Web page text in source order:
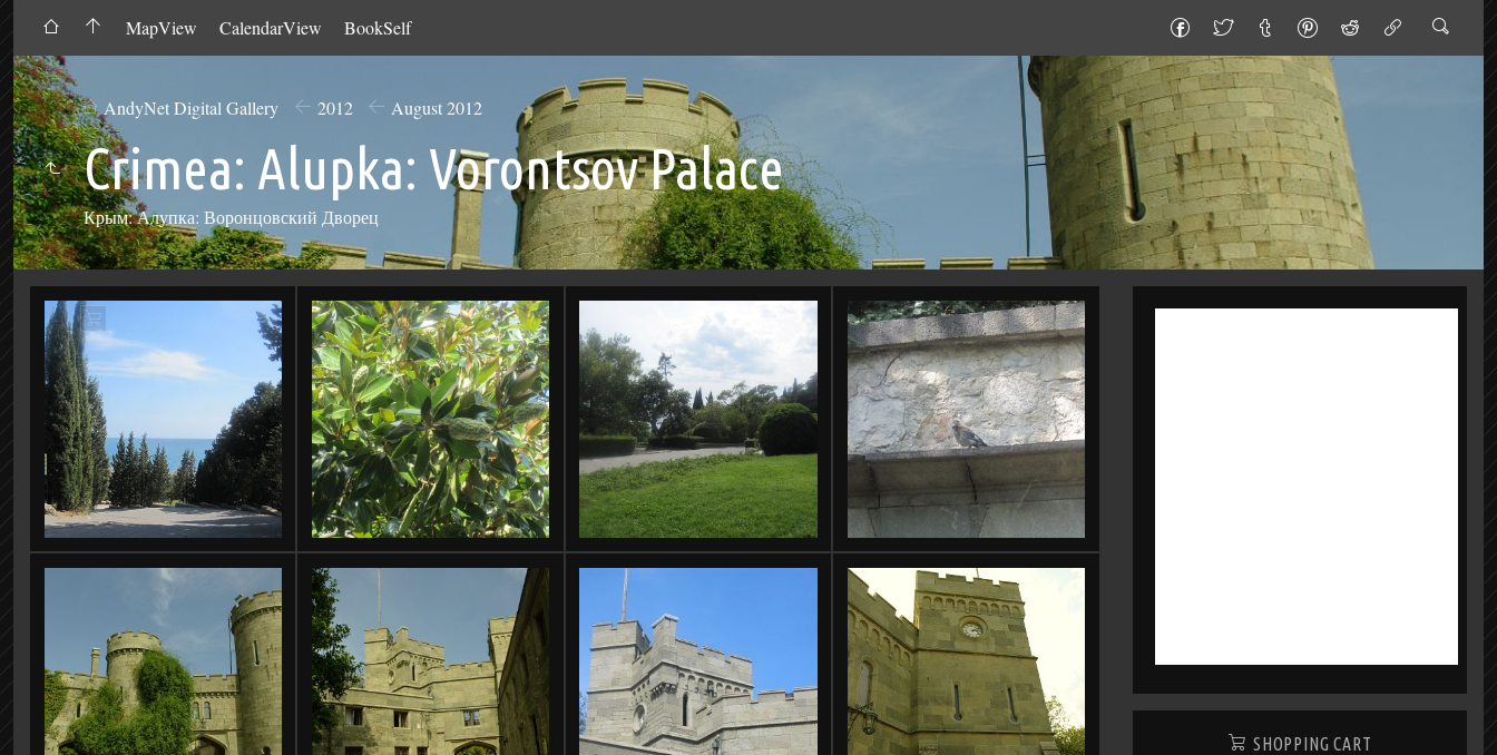
MapView CalendarView BookSelf
AndyNet Digital Gallery 2012 August 2012
Crimea: Alupka: Vorontsov Palace
Крым: Алупка: Воронцовский Дворец
Add
to
Cart
SHOPPING CART